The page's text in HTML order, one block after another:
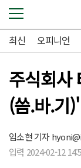
최신 오피니언
주식회사
(씀.바.기
임소현 기자
입력 2024-02-12